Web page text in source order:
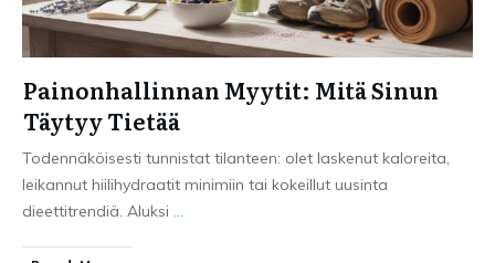
Painonhallinnan Myytit: Mitä Sinun
Täytyy Tietää
Todennäköisesti tunnistat tilanteen: olet laskenut kaloreita,
leikannut hiilihydraatit minimiin tai kokeillut uusinta
dieettitrendiä. Aluksi ...